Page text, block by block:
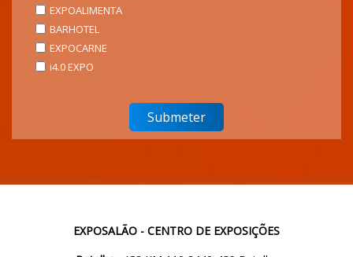
EXPOALIMENTA
BARHOTEL
EXPOCARNE
i4.0 EXPO
EXPOSALÃO - CENTRO DE EXPOSIÇÕES